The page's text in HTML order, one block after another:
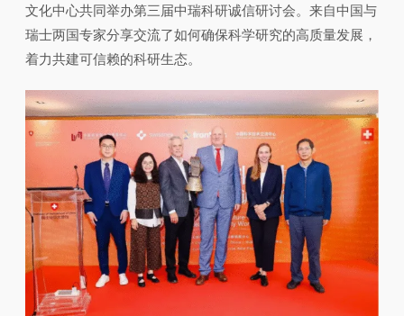
文化中心共同举办第三届中瑞科研诚信研讨会。来自中国与
瑞士两国专家分享交流了如何确保科学研究的高质量发展，
着力共建可信赖的科研生态。